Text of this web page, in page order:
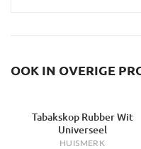
OOK IN OVERIGE
-59%
Tabakskop Rubber Wit
Universeel
HUISMERK